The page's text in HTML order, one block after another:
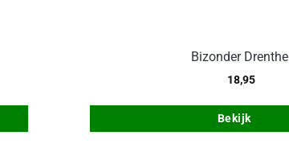
Bizonder Drenthe
18,95
Bekijk